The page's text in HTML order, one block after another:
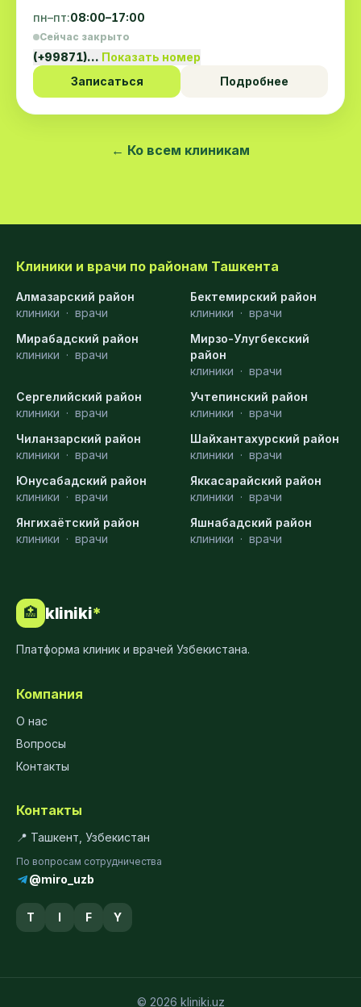
пн–пт:08:00–17:00
Сейчас закрыто
(+99871)… Показать номер
Записаться
Подробнее
← Ко всем клиникам
Клиники и врачи по районам Ташкента
Алмазарский район
клиники · врачи
Бектемирский район
клиники · врачи
Мирабадский район
клиники · врачи
Мирзо-Улугбекский
район
клиники · врачи
Сергелийский район
клиники · врачи
Учтепинский район
клиники · врачи
Чиланзарский район
клиники · врачи
Шайхантахурский район
клиники · врачи
Юнусабадский район
клиники · врачи
Яккасарайский район
клиники · врачи
Янгихаётский район
клиники · врачи
Яшнабадский район
клиники · врачи
🏥 kliniki*
Платформа клиник и врачей Узбекистана.
Компания
О нас
Вопросы
Контакты
Контакты
📍 Ташкент, Узбекистан
По вопросам сотрудничества
@miro_uzb
T I F Y
© 2026 kliniki.uz